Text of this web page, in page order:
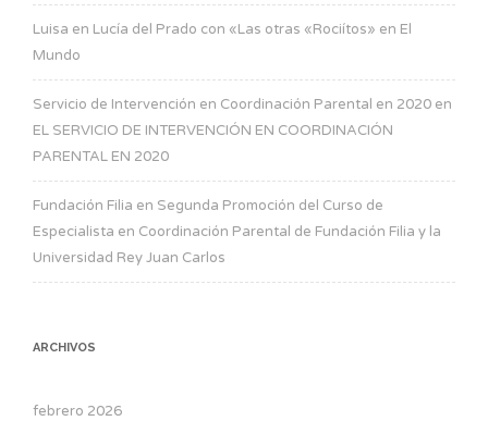
Luisa en Lucía del Prado con «Las otras «Rociítos» en El
Mundo
Servicio de Intervención en Coordinación Parental en 2020 en
EL SERVICIO DE INTERVENCIÓN EN COORDINACIÓN
PARENTAL EN 2020
Fundación Filia en Segunda Promoción del Curso de
Especialista en Coordinación Parental de Fundación Filia y la
Universidad Rey Juan Carlos
ARCHIVOS
febrero 2026